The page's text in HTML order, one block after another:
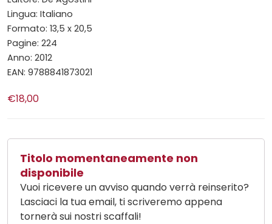
Lingua: Italiano
Formato: 13,5 x 20,5
Pagine: 224
Anno: 2012
EAN: 9788841873021
€18,00
Titolo momentaneamente non
disponibile
Vuoi ricevere un avviso quando verrà reinserito?
Lasciaci la tua email, ti scriveremo appena
tornerà sui nostri scaffali!